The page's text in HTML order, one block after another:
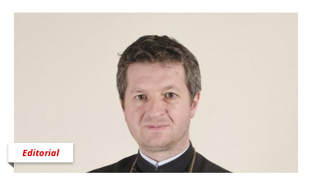
Editorial